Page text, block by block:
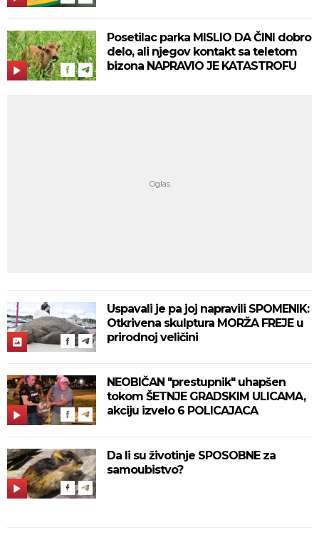
Posetilac parka MISLIO DA ČINI dobro
delo, ali njegov kontakt sa teletom
bizona NAPRAVIO JE KATASTROFU
Uspavali je pa joj napravili SPOMENIK:
Otkrivena skulptura MORŽA FREJE u
prirodnoj veličini
NEOBIČAN "prestupnik" uhapšen
tokom ŠETNJE GRADSKIM ULICAMA,
akciju izvelo 6 POLICAJACA
Da li su životinje SPOSOBNE za
samoubistvo?